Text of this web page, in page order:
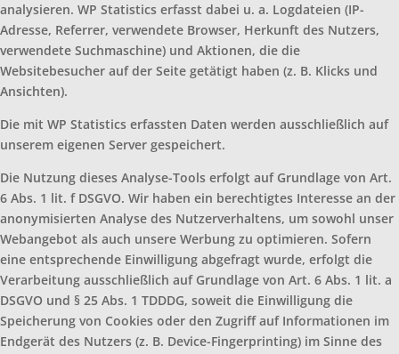
analysieren. WP Statistics erfasst dabei u. a. Logdateien (IP-
Adresse, Referrer, verwendete Browser, Herkunft des Nutzers,
verwendete Suchmaschine) und Aktionen, die die
Websitebesucher auf der Seite getätigt haben (z. B. Klicks und
Ansichten).
Die mit WP Statistics erfassten Daten werden ausschließlich auf
unserem eigenen Server gespeichert.
Die Nutzung dieses Analyse-Tools erfolgt auf Grundlage von Art.
6 Abs. 1 lit. f DSGVO. Wir haben ein berechtigtes Interesse an der
anonymisierten Analyse des Nutzerverhaltens, um sowohl unser
Webangebot als auch unsere Werbung zu optimieren. Sofern
eine entsprechende Einwilligung abgefragt wurde, erfolgt die
Verarbeitung ausschließlich auf Grundlage von Art. 6 Abs. 1 lit. a
DSGVO und § 25 Abs. 1 TDDDG, soweit die Einwilligung die
Speicherung von Cookies oder den Zugriff auf Informationen im
Endgerät des Nutzers (z. B. Device-Fingerprinting) im Sinne des